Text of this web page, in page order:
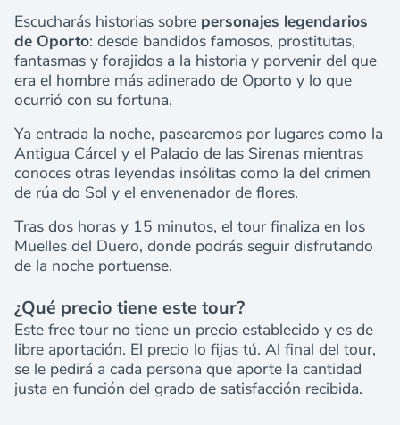
Escucharás historias sobre personajes legendarios
de Oporto: desde bandidos famosos, prostitutas,
fantasmas y forajidos a la historia y porvenir del que
era el hombre más adinerado de Oporto y lo que
ocurrió con su fortuna.
Ya entrada la noche, pasearemos por lugares como la
Antigua Cárcel y el Palacio de las Sirenas mientras
conoces otras leyendas insólitas como la del crimen
de rúa do Sol y el envenenador de flores.
Tras dos horas y 15 minutos, el tour finaliza en los
Muelles del Duero, donde podrás seguir disfrutando
de la noche portuense.
¿Qué precio tiene este tour?
Este free tour no tiene un precio establecido y es de
libre aportación. El precio lo fijas tú. Al final del tour,
se le pedirá a cada persona que aporte la cantidad
justa en función del grado de satisfacción recibida.